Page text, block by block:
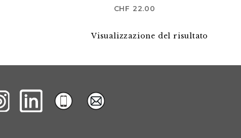
CHF 22.00
Visualizzazione del risultato